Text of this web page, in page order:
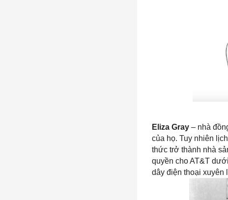
Eliza Gray – nhà
của họ. Tuy nhiên
thức trở thành nhà
quyền cho AT&T
dây điện thoại xuyên